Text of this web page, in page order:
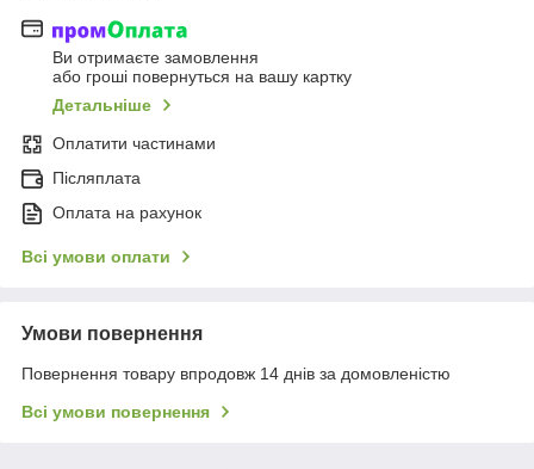
Ви отримаєте замовлення
або гроші повернуться на вашу картку
Детальніше
Оплатити частинами
Післяплата
Оплата на рахунок
Всі умови оплати
Умови повернення
Повернення товару впродовж 14 днів за домовленістю
Всі умови повернення